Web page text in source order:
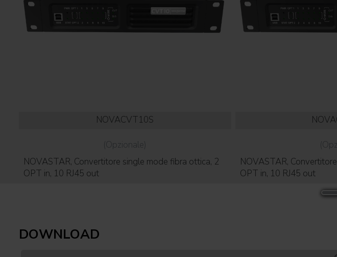
NOVACVT10S
(Opzionale)
NOVASTAR, Convertitore single mode fibra ottica, 2
OPT in, 10 RJ45 out
NOVASTAR,
OPT in, 10 RJ45 out
DOWNLOAD